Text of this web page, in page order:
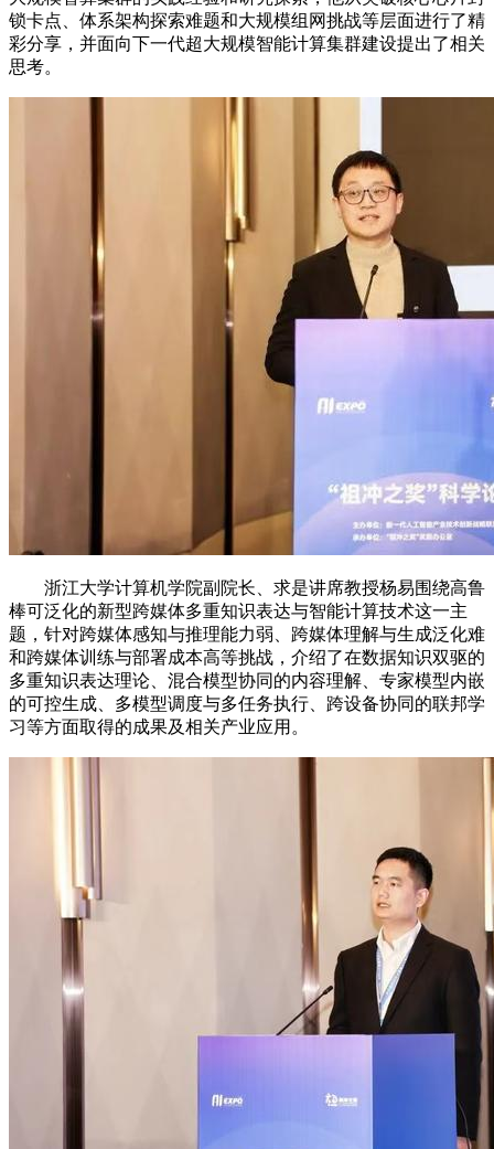
锁卡点、体系架构探索难题和大规模组网挑战等层面进行了精
彩分享，并面向下一代超大规模智能计算集群建设提出了相关
思考。
浙江大学计算机学院副院长、求是讲席教授杨易围绕高鲁
棒可泛化的新型跨媒体多重知识表达与智能计算技术这一主
题，针对跨媒体感知与推理能力弱、跨媒体理解与生成泛化难
和跨媒体训练与部署成本高等挑战，介绍了在数据知识双驱的
多重知识表达理论、混合模型协同的内容理解、专家模型内嵌
的可控生成、多模型调度与多任务执行、跨设备协同的联邦学
习等方面取得的成果及相关产业应用。